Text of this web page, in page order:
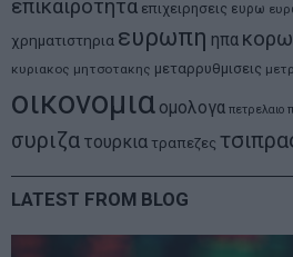
επικαιροτητα επιχειρησεις ευρω
χρηματιστηρια ευρωπη ηπα
κυριακος μητσοτακης μεταρρυθμισεις
οικονομια ομολογα πετρελαιο
συριζα τουρκια τραπεζες
LATEST FROM BLOG